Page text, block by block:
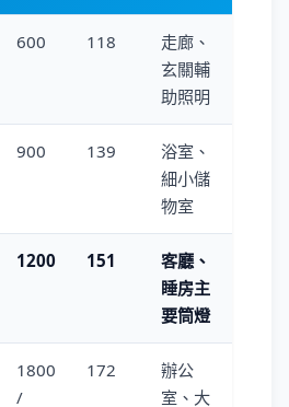
600 118
走廊、
玄關輔
助照明
900 139
浴室、
細小儲
物室
1200 151
客廳、
睡房主
要筒燈
1800
/
172
辦公
室、大